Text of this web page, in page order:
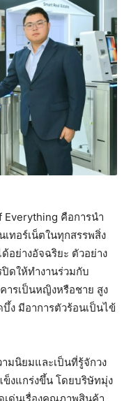
คือการนำ
ทอร์เน็ตในทุกสรรพสิ่ง
อย่างอัจฉริยะ ตัวอย่าง
ปิดให้ทำงานร่วมกับ
ารเป็นหญิงหรือชาย สูง
ง มีอาการตัวร้อนเป็นไข้
มนิยมและเป็นที่รู้จักวง
ข็งแกร่งขึ้น โดยบริษัทมุ่ง